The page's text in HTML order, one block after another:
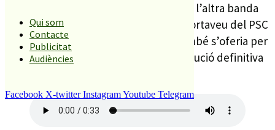
Qui som
Contacte
Publicitat
Audiències
Facebook X-twitter InstagramYoutube Telegram
ubicació i el cost de la Nau d’Entitats a l’altra banda
de la carretera. Ahir ho recordava la portaveu del PSC
a l’Ajuntament, Dolors Agüera, qui també s’oferia per
treballar plegats a la recerca d’una solució definitiva